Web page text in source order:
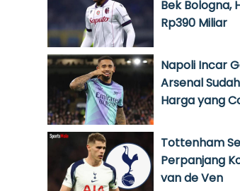
Bek Bologna,
Rp390 Miliar
Napoli Incar
Arsenal
Harga yang
Tottenham
Perpanjang
van de Ven